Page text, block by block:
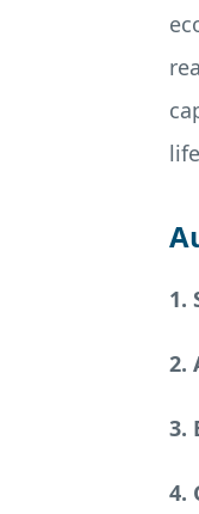
1.
2.
3.
4.